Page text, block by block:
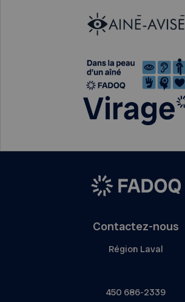
Contactez-nous
Région Laval
450 686-2339